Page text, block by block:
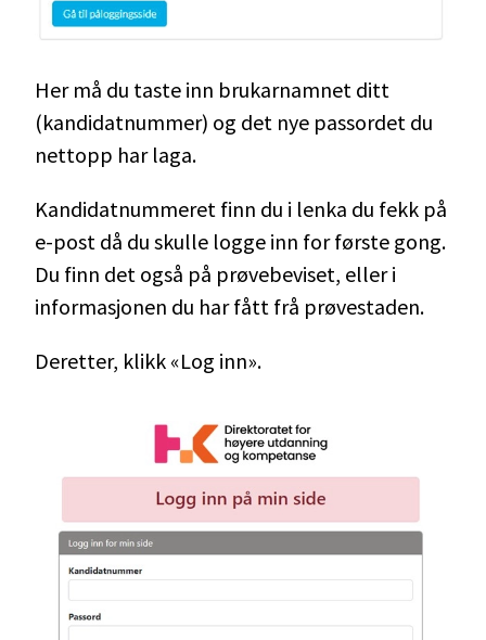
Her må du taste inn brukarnamnet ditt
(kandidatnummer) og det nye passordet du
nettopp har laga.
Kandidatnummeret finn du i lenka du fekk på
e-post då du skulle logge inn for første gong.
Du finn det også på prøvebeviset, eller i
informasjonen du har fått frå prøvestaden.
Deretter, klikk «Log inn».